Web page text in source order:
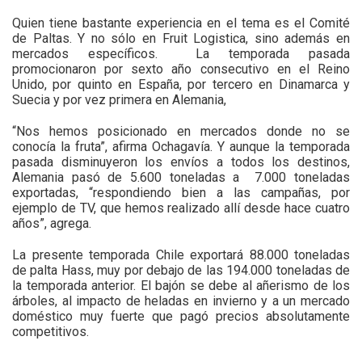
Quien tiene bastante experiencia en el tema es el Comité
de Paltas. Y no sólo en Fruit Logistica, sino además en
mercados específicos. La temporada pasada
promocionaron por sexto año consecutivo en el Reino
Unido, por quinto en España, por tercero en Dinamarca y
Suecia y por vez primera en Alemania,
“Nos hemos posicionado en mercados donde no se
conocía la fruta”, afirma Ochagavía. Y aunque la temporada
pasada disminuyeron los envíos a todos los destinos,
Alemania pasó de 5.600 toneladas a 7.000 toneladas
exportadas, “respondiendo bien a las campañas, por
ejemplo de TV, que hemos realizado allí desde hace cuatro
años”, agrega.
La presente temporada Chile exportará 88.000 toneladas
de palta Hass, muy por debajo de las 194.000 toneladas de
la temporada anterior. El bajón se debe al añerismo de los
árboles, al impacto de heladas en invierno y a un mercado
doméstico muy fuerte que pagó precios absolutamente
competitivos.